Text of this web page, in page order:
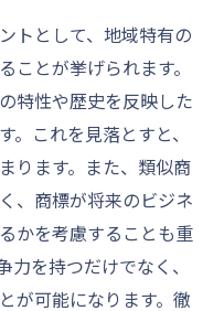
トとして、地域特有の
ことが挙げられます。
特性や歴史を反映した
これを見落とすと、
ります。また、類似商
、商標が将来のビジネ
かを考慮することも重
を持つだけでなく、
が可能になります。徹